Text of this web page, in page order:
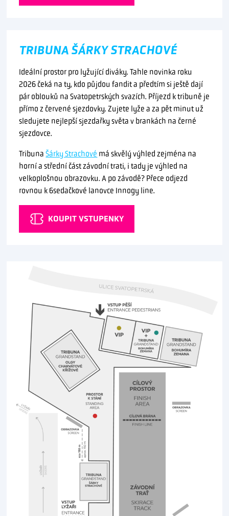
TRIBUNA ŠÁRKY STRACHOVÉ
Ideální prostor pro lyžující diváky. Tahle novinka roku
2026 čeká na ty, kdo půjdou fandit a předtím si ještě dají
pár oblouků na Svatopetrských svazích. Příjezd k tribuně je
přímo z červené sjezdovky. Zujete lyže a za pět minut už
sledujete nejlepší sjezdařky světa v brankách na černé
sjezdovce.
TribunaŠárky Strachové má skvělý výhled zejména na
horní a střední část závodní trati, i tady je výhled na
velkoplošnou obrazovku. A po závodě? Přece odjezd
rovnou k 6sedačkové lanovce Innogy line.
KOUPIT VSTUPENKY